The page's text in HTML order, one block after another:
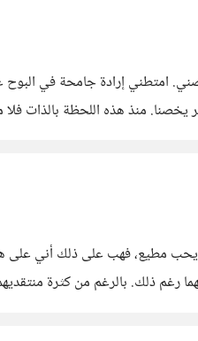
امتطني إرادة جامحة في البوح
منذ هذه اللحظة بالذات فلا
مطيع، فهب على ذلك أني على
حقكم، فقد لا ترونهما جميلتين من الجميلات لكنني أراهما كذلك، و قد لا تكونان